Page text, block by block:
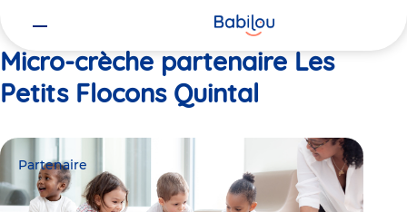
Micro-crèche partenaire Les
Petits Flocons Quintal
Partenaire